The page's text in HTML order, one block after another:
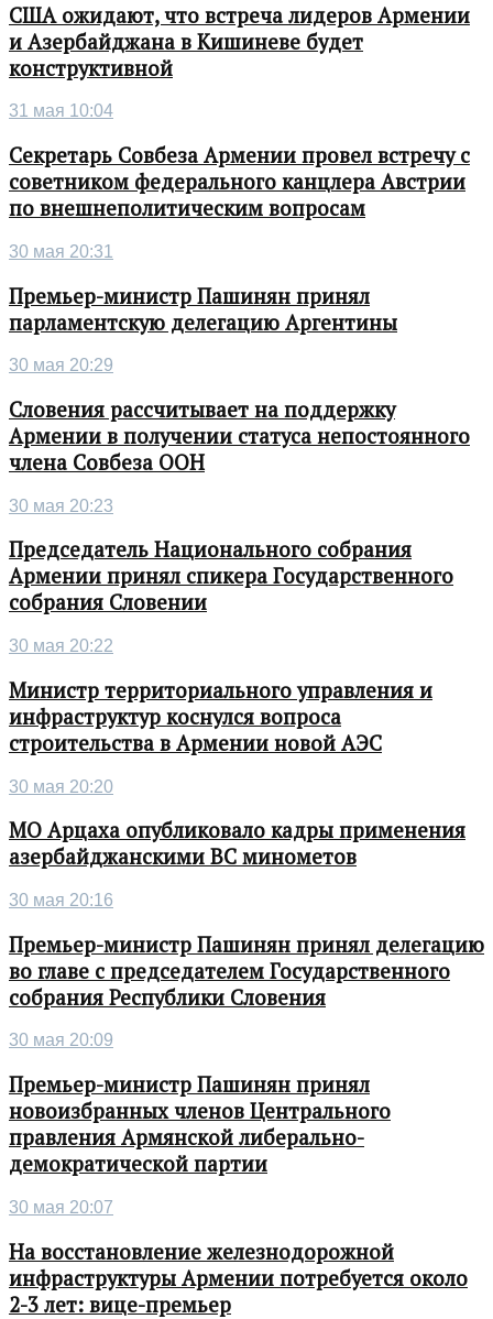
США ожидают, что встреча лидеров Армении
и Азербайджана в Кишиневе будет
конструктивной
31 мая 10:04
Секретарь Совбеза Армении провел встречу с
советником федерального канцлера Австрии
по внешнеполитическим вопросам
30 мая 20:31
Премьер-министр Пашинян принял
парламентскую делегацию Аргентины
30 мая 20:29
Словения рассчитывает на поддержку
Армении в получении статуса непостоянного
члена Совбеза ООН
30 мая 20:23
Председатель Национального собрания
Армении принял спикера Государственного
собрания Словении
30 мая 20:22
Министр территориального управления и
инфраструктур коснулся вопроса
строительства в Армении новой АЭС
30 мая 20:20
МО Арцаха опубликовало кадры применения
азербайджанскими ВС минометов
30 мая 20:16
Премьер-министр Пашинян принял делегацию
во главе с председателем Государственного
собрания Республики Словения
30 мая 20:09
Премьер-министр Пашинян принял
новоизбранных членов Центрального
правления Армянской либерально-
демократической партии
30 мая 20:07
На восстановление железнодорожной
инфраструктуры Армении потребуется около
2-3 лет: вице-премьер